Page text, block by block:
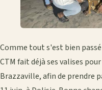
Comme tout s'est bien
CTM fait déjà ses valises
Brazzaville, afin de prendre